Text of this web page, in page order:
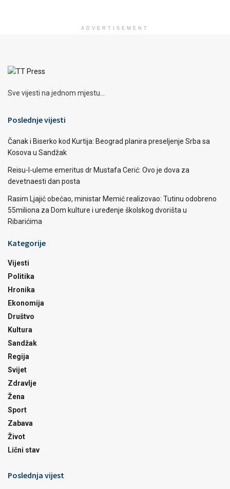
ADVERTISEMENT
Sve vijesti na jednom mjestu...
Poslednje vijesti
Čanak i Biserko kod Kurtija: Beograd planira preseljenje Srba sa
Kosova u Sandžak
Reisu-l-uleme emeritus dr Mustafa Cerić: Ovo je dova za
devetnaesti dan posta
Rasim Ljajić obećao, ministar Memić realizovao: Tutinu odobreno
55miliona za Dom kulture i uređenje školskog dvorišta u
Ribarićima
Kategorije
Vijesti
Politika
Hronika
Ekonomija
Društvo
Kultura
Sandžak
Regija
Svijet
Zdravlje
Žena
Sport
Zabava
Život
Lični stav
Poslednja vijest